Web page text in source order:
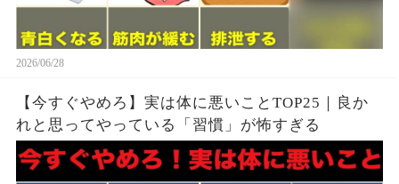
2026/06/28
【今すぐやめろ】実は体に悪いことTOP25｜良か
れと思ってやっている「習慣」が怖すぎる